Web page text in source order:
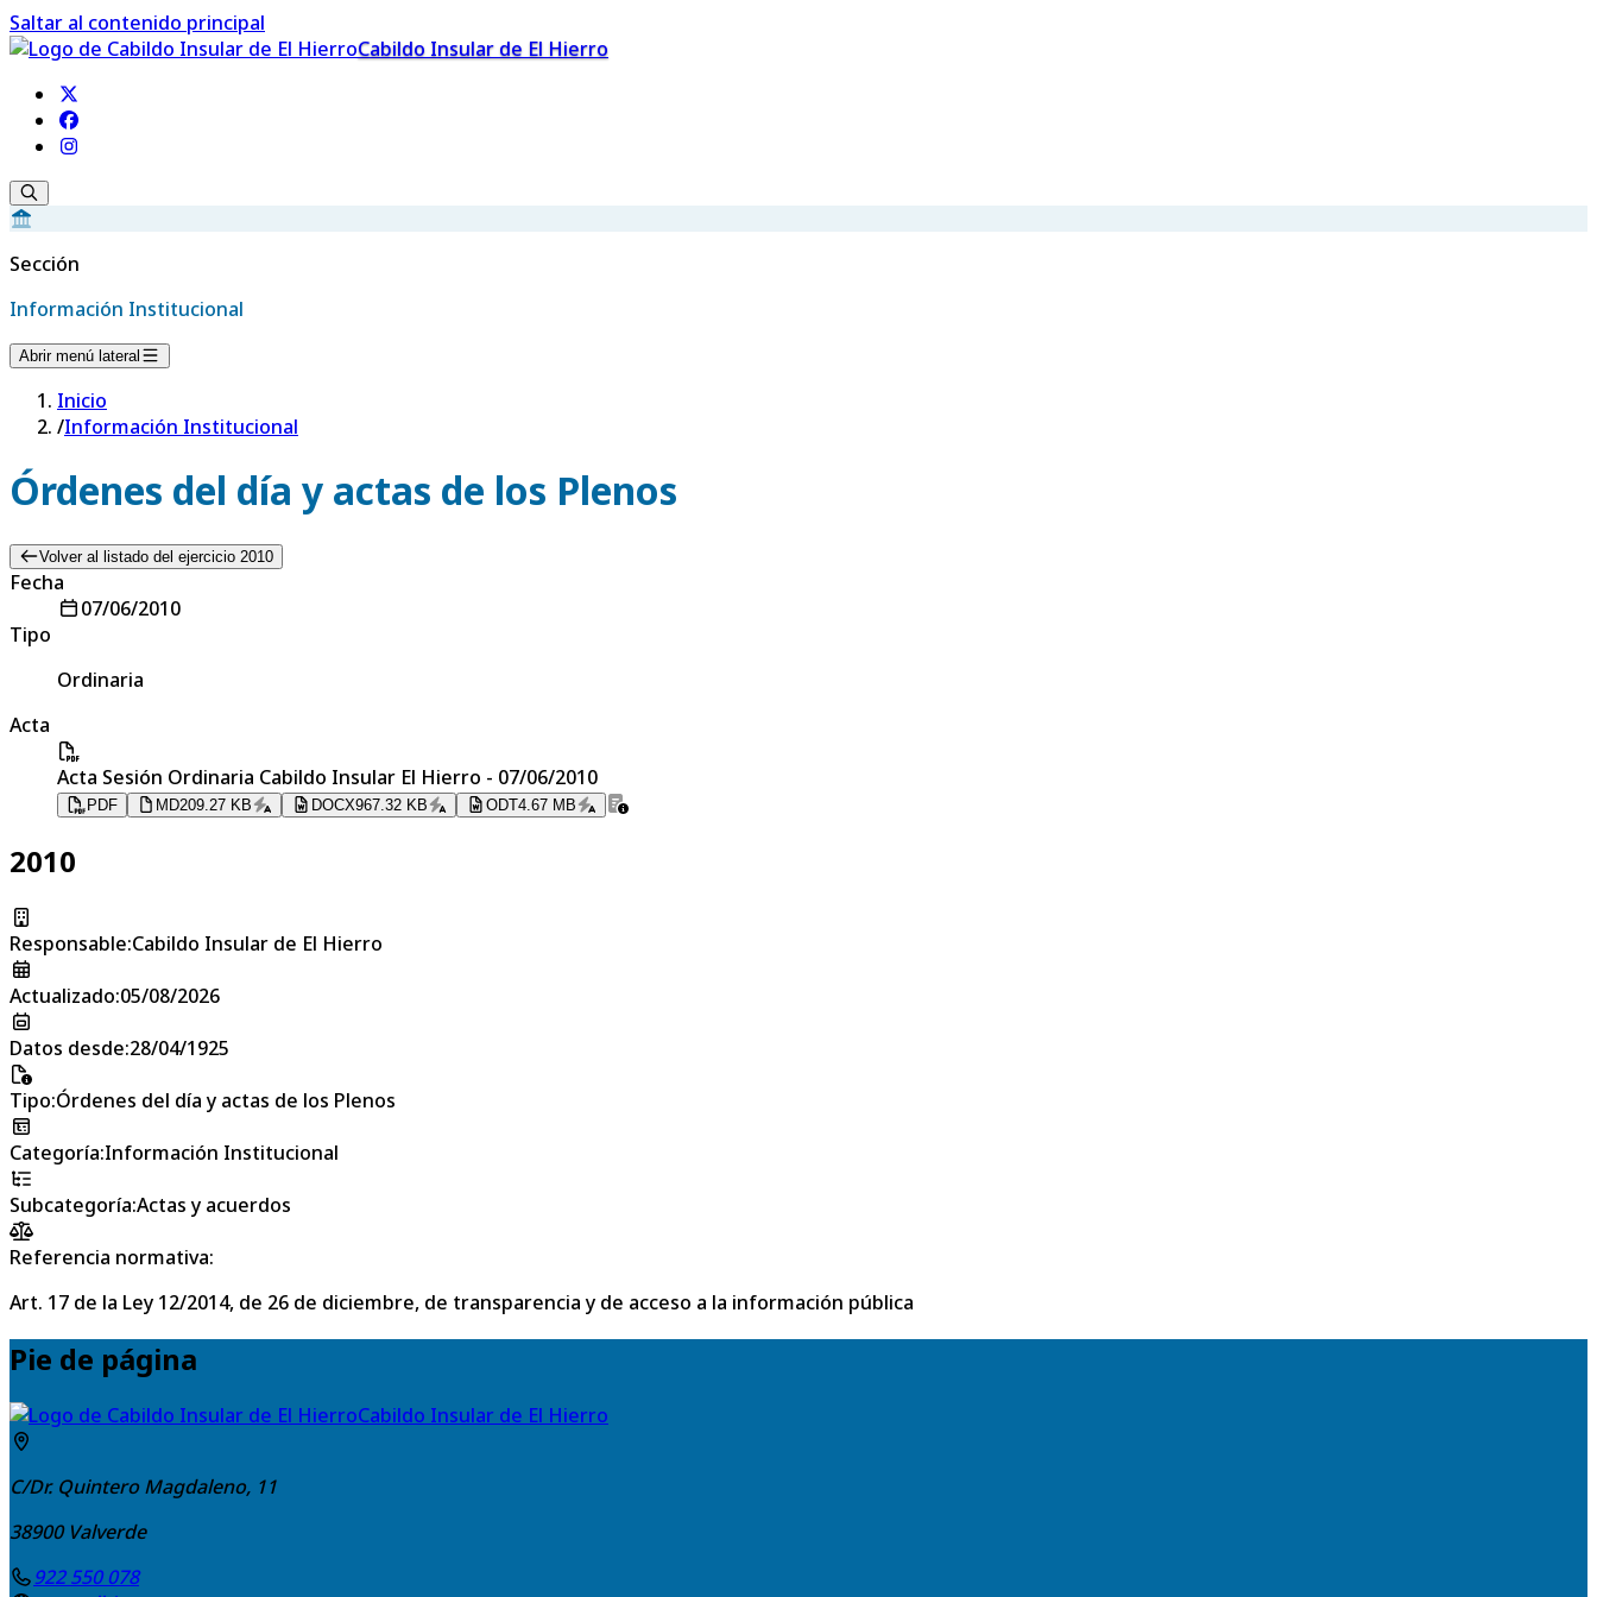
Saltar al contenido principal
Cabildo Insular de El Hierro
Sección
Información Institucional
Abrir menú lateral
Inicio
/Información Institucional
Órdenes del día y actas de los Plenos
Volver al listado del ejercicio 2010
Fecha
07/06/2010
Tipo
Ordinaria
Acta
Acta Sesión Ordinaria Cabildo Insular El Hierro - 07/06/2010
PDF MD209.27 KB DOCX967.32 KB ODT4.67 MB
2010
Responsable:Cabildo Insular de El Hierro
Actualizado:05/08/2026
Datos desde:28/04/1925
Tipo:Órdenes del día y actas de los Plenos
Categoría:Información Institucional
Subcategoría:Actas y acuerdos
Referencia normativa:
Art. 17 de la Ley 12/2014, de 26 de diciembre, de transparencia y de acceso a la información pública
Pie de página
Cabildo Insular de El Hierro
C/Dr. Quintero Magdaleno, 11
38900 Valverde
922 550 078